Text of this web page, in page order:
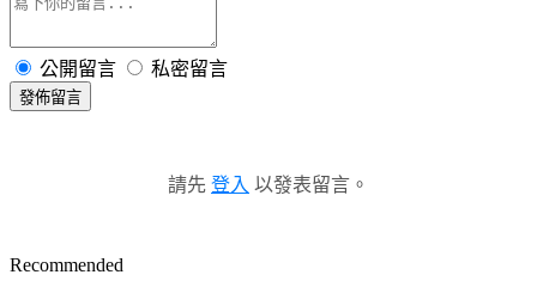
公開留言 私密留言
發佈留言
請先 登入 以發表留言。
Recommended